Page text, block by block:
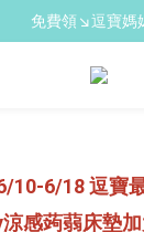
新手爸媽必備↘育兒
免費領↘逗寶媽
意↘親子胺基酸潔
10-6/18 逗寶
涼感蒟蒻床墊